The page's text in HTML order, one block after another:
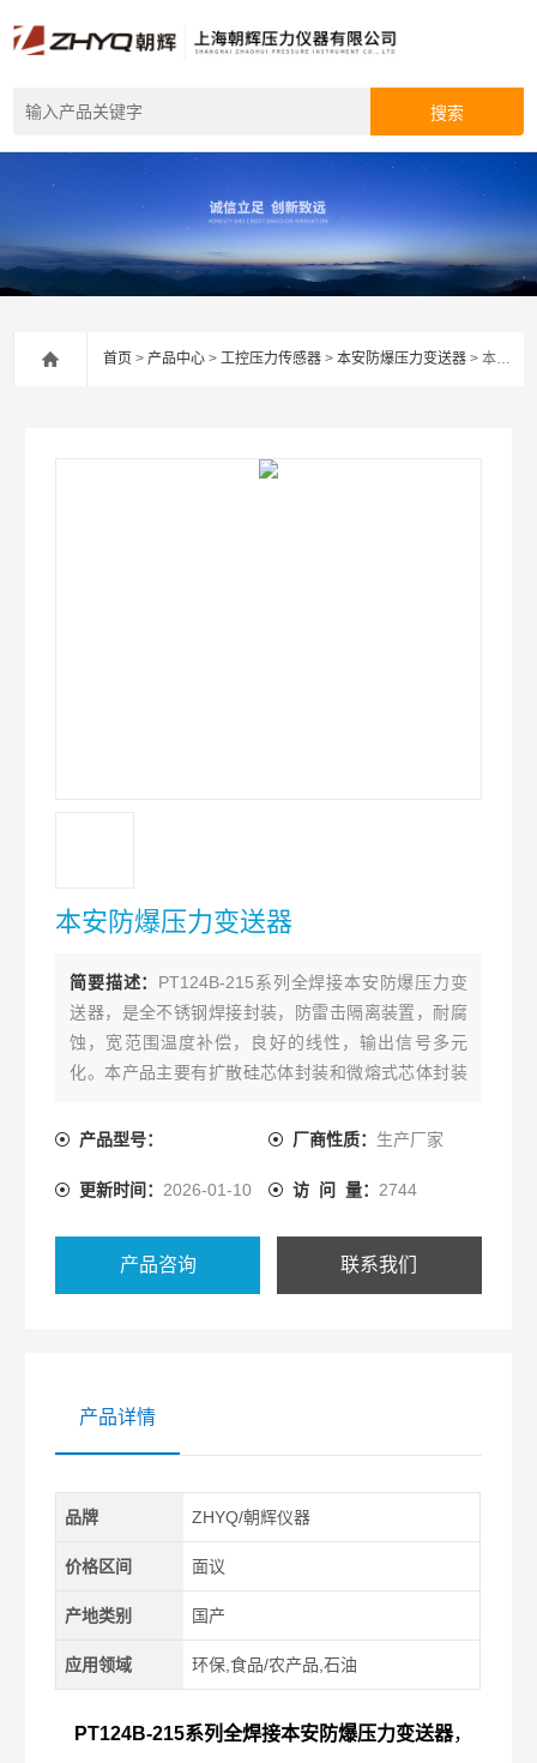
首页 >产品中心 >工控压力传感器 >本安防爆压力变送器 > 本安防爆压力变送器
本安防爆压力变送器
简要描述： PT124B-215系列全焊接本安防爆压力变
送器，是全不锈钢焊接封装，防雷击隔离装置，耐腐
蚀，宽范围温度补偿，良好的线性，输出信号多元
化。本产品主要有扩散硅芯体封装和微熔式芯体封装
流体压力测量。
产品型号： 厂商性质： 生产厂家
更新时间： 2026-01-10 访 问 量： 2744
产品咨询 联系我们
产品详情
品牌 ZHYQ/朝辉仪器
价格区间 面议
产地类别 国产
应用领域 环保,食品/农产品,石油
PT124B-215系列全焊接本安防爆压力变送器，